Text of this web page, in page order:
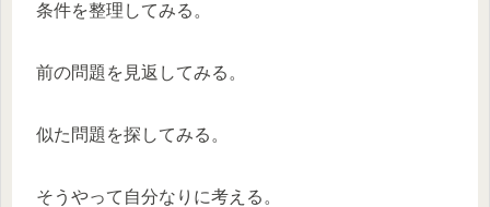
条件を整理してみる。
前の問題を見返してみる。
似た問題を探してみる。
そうやって自分なりに考える。